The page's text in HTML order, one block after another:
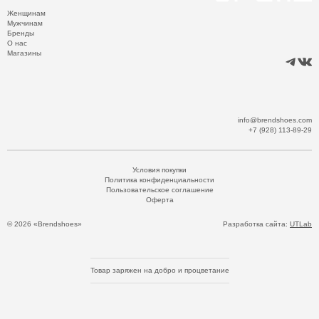
Женщинам
Мужчинам
Бренды
О нас
Магазины
info@brendshoes.com
+7 (928) 113-89-29
© 2026 «Brendshoes»
Условия покупки
Политика конфиденциальности
Пользовательское соглашение
Оферта
Разработка сайта: UTLab
Товар заряжен на добро и процветание